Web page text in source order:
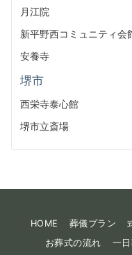
月江院
新平野西コミュニティ会
安養寺
堺市
西栄寺泰心館
堺市立斎場
HOME 葬儀プラン
お葬式の流れ
一